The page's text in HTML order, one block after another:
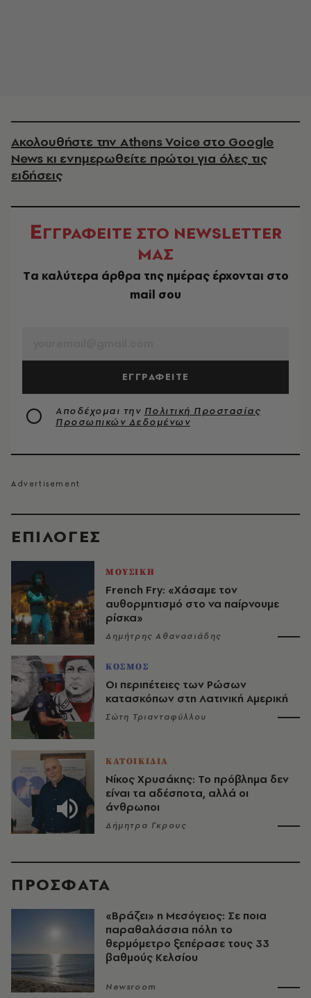
EΠΙΛΟΓΈΣ
ΜΟΥΣΙΚΗ
French Fry: «Χάσαμε τον
αυθορμητισμό στο να παίρνουμε
ρίσκα»
Δημήτρης Αθανασιάδης
ΚΟΣΜΟΣ
Οι περιπέτειες των Ρώσων
κατασκόπων στη Λατινική Αμερική
Σώτη Τριανταφύλλου
ΚΑΤΟΙΚΙΔΙΑ
Νίκος Χρυσάκης: Το πρόβλημα δεν
είναι τα αδέσποτα, αλλά οι
άνθρωποι
Δήμητρα Γκρους
Ακολουθήστε την Athens Voice στο Google
News κι ενημερωθείτε πρώτοι για όλες τις
ειδήσεις
ΕΓΓΡΑΦΕΙΤΕ ΣΤΟ NEWSLETTER
ΜΑΣ
Tα καλύτερα άρθρα της ημέρας έρχονται στο
mail σου
ΕΓΓΡΑΦΕΙΤΕ
Αποδέχομαι την Πολιτική Προστασίας
Προσωπικών Δεδομένων
ΠΡΟΣΦΑΤΑ
«Βράζει» η Μεσόγειος: Σε ποια
παραθαλάσσια πόλη το
θερμόμετρο ξεπέρασε τους 33
βαθμούς Κελσίου
Newsroom